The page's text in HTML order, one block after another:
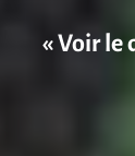
« Voir le